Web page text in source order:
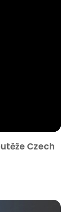
Czech